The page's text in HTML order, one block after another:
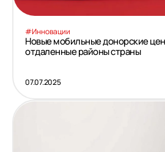
#Инновации
Новые мобильные донорские
отдаленные районы страны
07.07.2025